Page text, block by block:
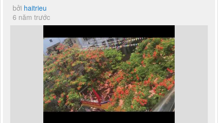
bởi haitrieu
6 năm trước